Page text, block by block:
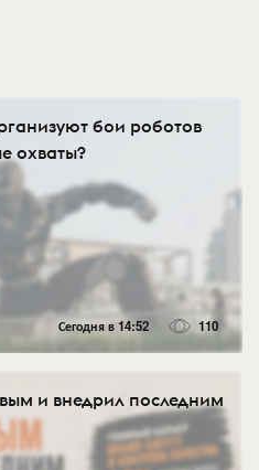
бои роботов
охваты?
Сегодня в 14:52 110
и внедрил последним